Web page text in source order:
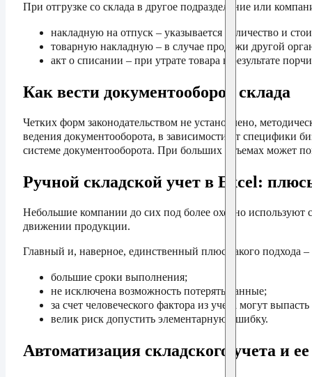
При отгрузке со склада в другое подразделение или
накладную на отпуск – указывается количество и
товарную накладную – в случае продажи другой
акт о списании – при утрате товара в результате
Как вести документооборот склада
Четких форм законодательством не установлено,
ведения документооборота, в зависимости от специфики
системе документооборота. При больших объемах может
Ручной складской учет в Excel:
Небольшие компании до сих под более охотно используют
движении продукции.
Главный и, наверное, единственный плюс такого подхода –
большие сроки выполнения;
не исключена возможность потерять данные;
за счет человеческого фактора из учета могут
велик риск допустить элементарную ошибку.
Автоматизация складского учета и